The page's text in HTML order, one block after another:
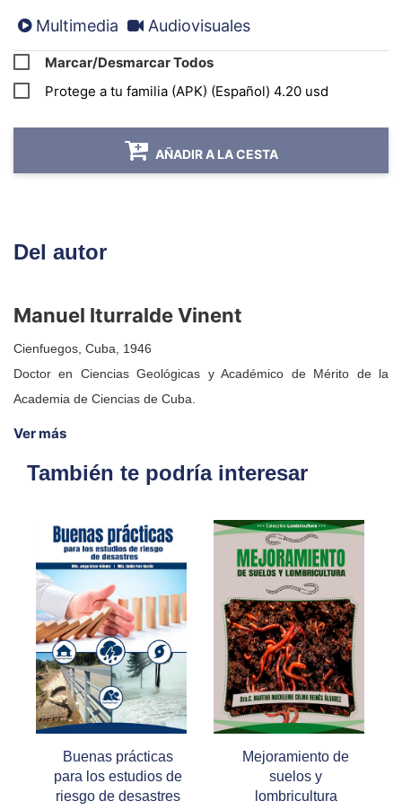
Si durante el proceso de instalación presenta alguna
irregularidad, sugerimos contactar por WhatsApp con el
Centro de Atención al Cliente
(+53) 52877628, o por medio del correo:
Multimedia Audiovisuales
Marcar/Desmarcar Todos
Protege a tu familia (APK) (Español) 4.20 usd
AÑADIR A LA CESTA
Del autor
Manuel Iturralde Vinent
Cienfuegos, Cuba, 1946
Doctor en Ciencias Geológicas y Académico de Mérito de la
Academia de Ciencias de Cuba.
Ver más
También te podría interesar
Buenas prácticas
para los estudios de
riesgo de desastres
Mejoramiento de
suelos y
lombricultura